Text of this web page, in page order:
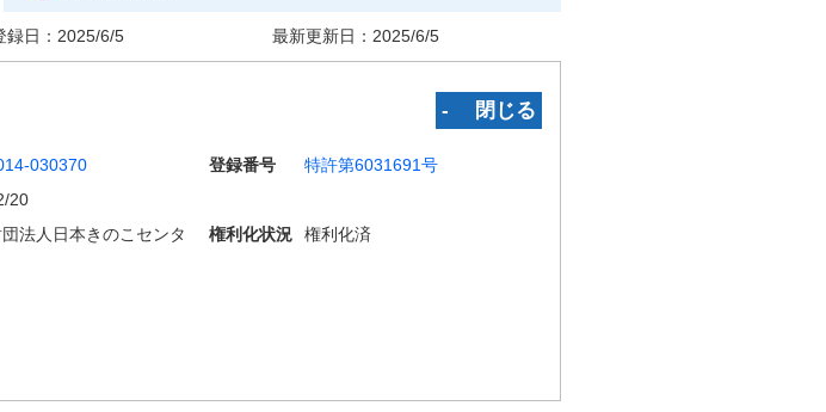
日： 2025/6/5 最新更新日： 2025/6/5
‐ 閉じる
030370 登録番号
特許第6031691号
20
法人日本きのこセンタ
権利化状況 権利化済